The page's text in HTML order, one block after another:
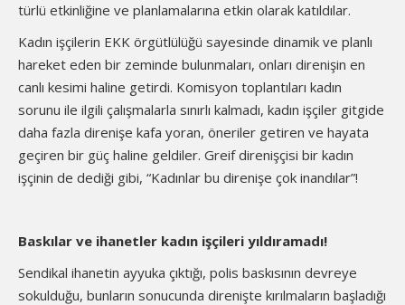
türlü etkinliğine ve planlamalarına etkin olarak katıldılar.
Kadın işçilerin EKK örgütlülüğü sayesinde dinamik ve planlı
hareket eden bir zeminde bulunmaları, onları direnişin en
canlı kesimi haline getirdi. Komisyon toplantıları kadın
sorunu ile ilgili çalışmalarla sınırlı kalmadı, kadın işçiler gitgide
daha fazla direnişe kafa yoran, öneriler getiren ve hayata
geçiren bir güç haline geldiler. Greif direnişçisi bir kadın
işçinin de dediği gibi, “Kadınlar bu direnişe çok inandılar”!
Baskılar ve ihanetler kadın işçileri yıldıramadı!
Sendikal ihanetin ayyuka çıktığı, polis baskısının devreye
sokulduğu, bunların sonucunda direnişte kırılmaların başladığı